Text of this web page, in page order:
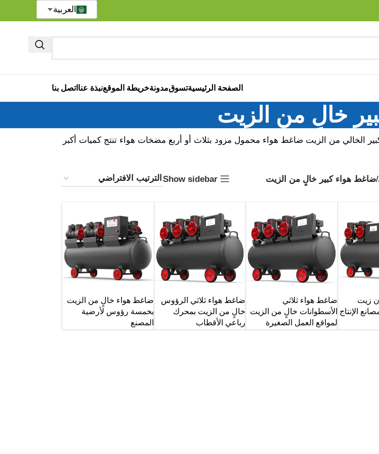
الصفحة الرئيسيةتسوقمدونةخريطة الموقعنبذة عنا اتصل بنا
العربية
خالٍ من الزيت
الخالي من الزيت ضاغط هواء محمول مزود بثلاث أو أربع مضخات هواء تنتج كميات أكبر
ضاغط هواء كبير خالٍ من الزيت Show sidebar
زيت
الإنتاج
ضاغط هواء ثلاثي
الأسطوانات خالٍ من الزيت
لمواقع العمل الصغيرة
ضاغط هواء ثلاثي الرؤوس
خالٍ من الزيت بمحرك
رباعي الأقطاب
ضاغط هواء خالٍ من الزيت
بخمسة رؤوس لأرضية
المصنع